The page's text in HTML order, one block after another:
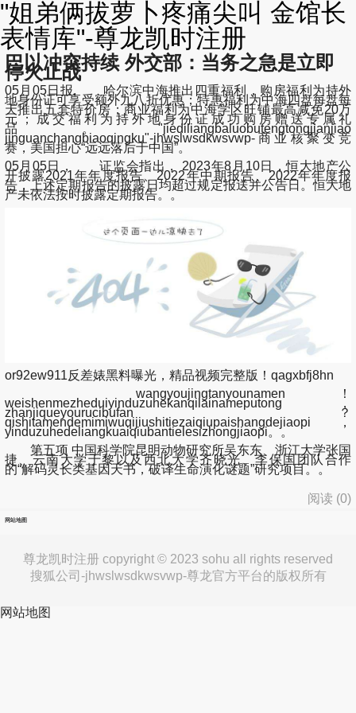
"姐弟俩拔萝卜疼痛尖叫 金馆长
表情库"-尊龙凯时注册
巴以冲突持续 外交部：当务之急是立即
停火止战
05月05日报, 哈尔滨中海推出四重福利，购房福利为持外
地身份证可享受额外九八折优惠；特惠福利为中海四盘每盘每
天推出五套特价房；商业福利为中海学区旺铺最高减免20万
元；成交福利为持外地身份证成功购房赠送专属礼
品。"jiediliangbaluobutengtongjianjiao
jinguanchangbiaoqingku"-jhwslwsdkwsvwp-商业核聚变竞
赛，美国担心“远远落后于中国”。
05月05日， 证监会指出， 2023年8月10日，恒大地产公
开披露2021年年度报告、2022年中期报告、2022年年度报
告，上述定期报告的披露日均超过规定报送并公告日。恒大地
产未依法按时披露定期报告。。
or92ew911反差婊黑料曝光，精品视频完整版！qagxbfj8hn
wangyoujingtanyounamen！
weishenmezheduiyinduzuhekanqilainameputong，
zhanjiqueyourucibufan？
qishitamendemimiwuqijiushitiezaiqiupaishangdejiaopi，
yinduzuhedeliangkuaiqiubantielesizhongjiaopi。。
第五项 中国科学院昆明动物研究所吴东东、浙江大学张国
捷、云南大学于黎以及西北大学齐晓光、李保国团队合作
的“解码灵长类基因天书，破译生命演化谜题”研究项目。。
阅读 (0)
网站地图
尊龙凯时注册 copyright © 2023 sohu all rights reserved
搜狐公司-jhwslwsdkwsvwp-尊龙官方平台的版权所有
网站地图